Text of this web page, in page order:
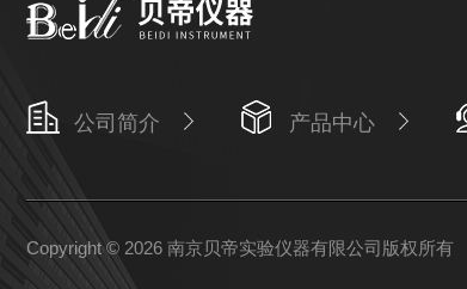
公司简介 产品中心
Copyright © 2026 南京贝帝实验仪器有限公司版权所有